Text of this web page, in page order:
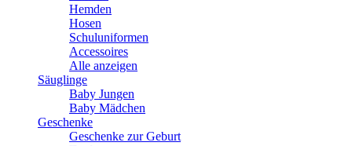
Hemden
Hosen
Schuluniformen
Accessoires
Alle anzeigen
Säuglinge
Baby Jungen
Baby Mädchen
Geschenke
Geschenke zur Geburt